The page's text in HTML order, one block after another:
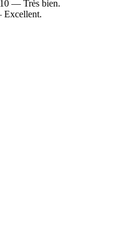
— Très bien.
Excellent.